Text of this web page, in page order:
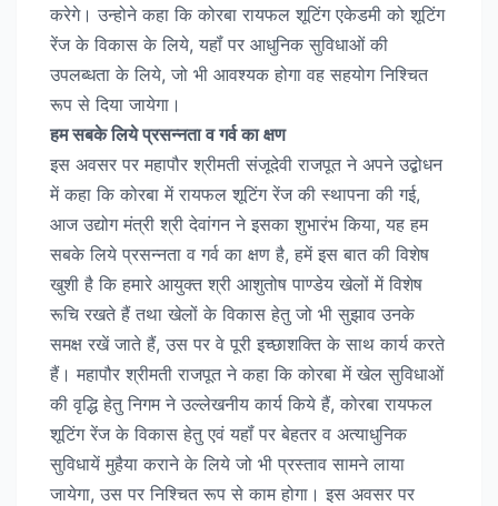
करेगे। उन्होने कहा कि कोरबा रायफल शूटिंग एकेडमी को शूटिंग
रेंज के विकास के लिये, यहॉं पर आधुनिक सुविधाओं की
उपलब्धता के लिये, जो भी आवश्यक होगा वह सहयोग निश्चित
रूप से दिया जायेगा।
हम सबके लिये प्रसन्नता व गर्व का क्षण
इस अवसर पर महापौर श्रीमती संजूदेवी राजपूत ने अपने उद्बोधन
में कहा कि कोरबा में रायफल शूटिंग रेंज की स्थापना की गई,
आज उद्योग मंत्री श्री देवांगन ने इसका शुभारंभ किया, यह हम
सबके लिये प्रसन्नता व गर्व का क्षण है, हमें इस बात की विशेष
खुशी है कि हमारे आयुक्त श्री आशुतोष पाण्डेय खेलों में विशेष
रूचि रखते हैं तथा खेलों के विकास हेतु जो भी सुझाव उनके
समक्ष रखें जाते हैं, उस पर वे पूरी इच्छाशक्ति के साथ कार्य करते
हैं। महापौर श्रीमती राजपूत ने कहा कि कोरबा में खेल सुविधाओं
की वृद्धि हेतु निगम ने उल्लेखनीय कार्य किये हैं, कोरबा रायफल
शूटिंग रेंज के विकास हेतु एवं यहॉं पर बेहतर व अत्याधुनिक
सुविधायें मुहैया कराने के लिये जो भी प्रस्ताव सामने लाया
जायेगा, उस पर निश्चित रूप से काम होगा। इस अवसर पर